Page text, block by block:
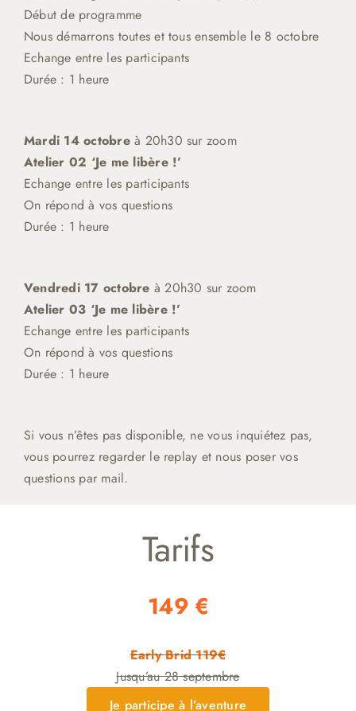
Début de programme
Nous démarrons toutes et tous ensemble le 8 octobre
Echange entre les participants
Durée : 1 heure
Mardi 14 octobre à 20h30 sur zoom
Atelier 02 ‘Je me libère !’
Echange entre les participants
On répond à vos questions
Durée : 1 heure
Vendredi 17 octobre à 20h30 sur zoom
Atelier 03 ‘Je me libère !’
Echange entre les participants
On répond à vos questions
Durée : 1 heure
Si vous n’êtes pas disponible, ne vous inquiétez pas,
vous pourrez regarder le replay et nous poser vos
questions par mail.
Tarifs
149 €
Early Brid 119€
Jusqu’au 28 septembre
Je participe à l’aventure